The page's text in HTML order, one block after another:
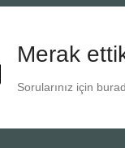
Merak
Sorularınız için